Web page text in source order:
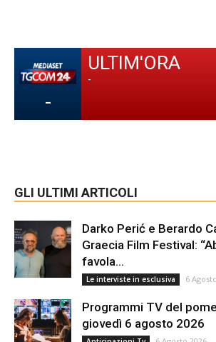
-
ULTIM'ORA
-
GLI ULTIMI ARTICOLI
Darko Perić e Berardo
Graecia Film Festival:
favola...
Le interviste in esclusiva 6
Programmi TV del
giovedì 6 agosto 2026